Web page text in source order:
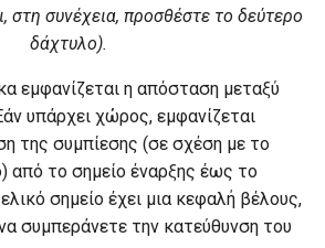
στη συνέχεια, προσθέστε το δεύτερο
δάχτυλο).
εμφανίζεται η απόσταση μεταξύ
υπάρχει χώρος, εμφανίζεται
της συμπίεσης (σε σχέση με το
από το σημείο έναρξης έως το
σημείο έχει μια κεφαλή βέλους,
συμπεράνετε την κατεύθυνση του